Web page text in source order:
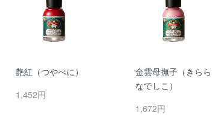
艶紅（つやべに）
1,452円
金雲母撫子（きらら
なでしこ）
1,672円